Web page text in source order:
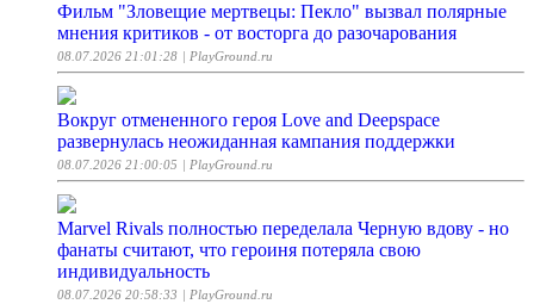
Фильм "Зловещие мертвецы: Пекло" вызвал полярные
мнения критиков - от восторга до разочарования
08.07.2026 21:01:28 | PlayGround.ru
Вокруг отмененного героя Love and Deepspace
развернулась неожиданная кампания поддержки
08.07.2026 21:00:05 | PlayGround.ru
Marvel Rivals полностью переделала Черную вдову - но
фанаты считают, что героиня потеряла свою
индивидуальность
08.07.2026 20:58:33 | PlayGround.ru